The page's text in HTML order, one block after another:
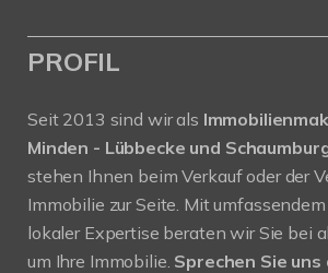
PROFIL
Seit 2013 sind wir als
Minden - Lübbecke und
stehen Ihnen beim Verkauf oder der
Immobilie zur Seite. Mit
lokaler Expertise beraten wir Sie bei
um Ihre Immobilie. Sprechen Sie